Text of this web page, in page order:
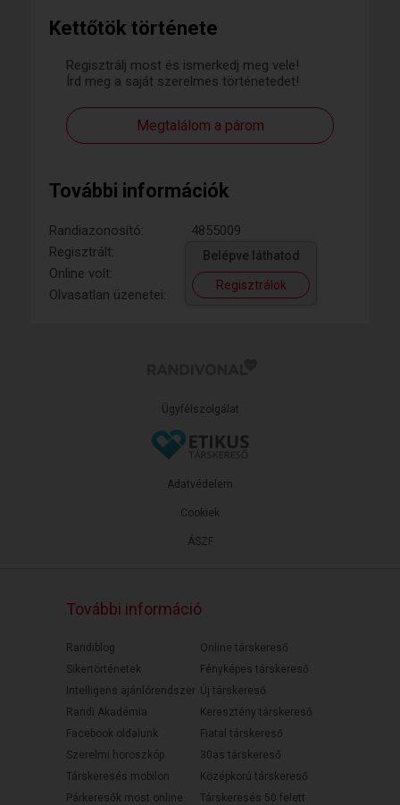
Kettőtök története
Regisztrálj most és ismerkedj meg vele!
Írd meg a saját szerelmes történetedet!
Megtalálom a párom
További információk
Randiazonosító:
4855009
Regisztrált:
Online volt:
Olvasatlan üzenetei:
Belépve láthatod
Regisztrálok
Ügyfélszolgálat
ÁSZF
Adatvédelem
Cookiek
További információ
Randiblog
Sikertörténetek
Intelligens ajánlórendszer
Randi Akadémia
Facebook oldalunk
Szerelmi horoszkóp
Társkeresés mobilon
Párkeresők most online
Online társkereső
Fényképes társkereső
Új társkereső
Keresztény társkereső
Fiatal társkereső
30as társkereső
Középkorú társkereső
Társkeresés 50 felett